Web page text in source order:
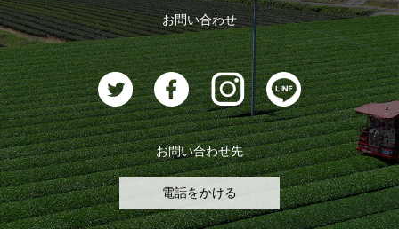
お茶に合うスイーツ
ログアウト
お問い合わせ
お問い合わせ先
電話をかける